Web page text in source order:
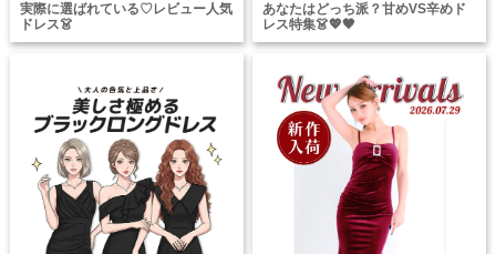
実際に選ばれている♡レビュー人気
ドレス👗
あなたはどっち派？甘めVS辛めド
レス特集👗💖🖤